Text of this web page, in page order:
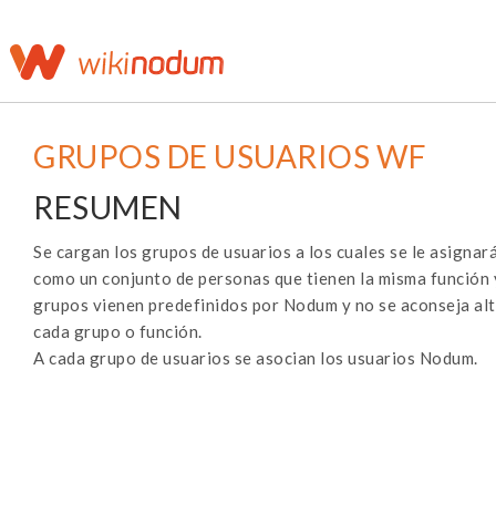
GRUPOS DE USUARIOS WF
RESUMEN
Se cargan los grupos de usuarios a los cuales se le
como un conjunto de personas que tienen la misma
grupos vienen predefinidos por Nodum y no se aconseja
cada grupo o función.
A cada grupo de usuarios se asocian los usuarios Nodum.